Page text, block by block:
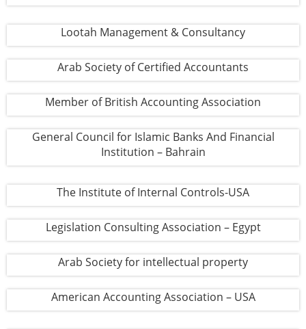
Lootah Management & Consultancy
Arab Society of Certified Accountants
Member of British Accounting Association
General Council for Islamic Banks And Financial
Institution – Bahrain
The Institute of Internal Controls-USA
Legislation Consulting Association – Egypt
Arab Society for intellectual property
American Accounting Association – USA